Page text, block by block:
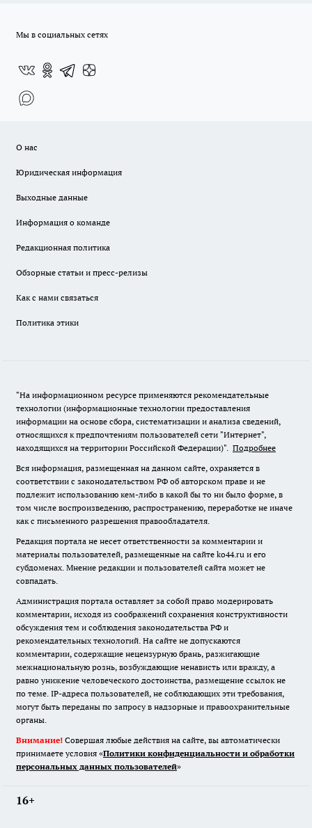
Мы в социальных сетях
О нас
Юридическая информация
Выходные данные
Информация о команде
Редакционная политика
Обзорные статьи и пресс-релизы
Как с нами связаться
Политика этики
"На информационном ресурсе применяются рекомендательные
технологии (информационные технологии предоставления
информации на основе сбора, систематизации и анализа сведений,
относящихся к предпочтениям пользователей сети "Интернет",
находящихся на территории Российской Федерации)". Подробнее
Вся информация, размещенная на данном сайте, охраняется в
соответствии с законодательством РФ об авторском праве и не
подлежит использованию кем-либо в какой бы то ни было форме, в
том числе воспроизведению, распространению, переработке не иначе
как с письменного разрешения правообладателя.
Редакция портала не несет ответственности за комментарии и
материалы пользователей, размещенные на сайте ko44.ru и его
субдоменах. Мнение редакции и пользователей сайта может не
совпадать.
Администрация портала оставляет за собой право модерировать
комментарии, исходя из соображений сохранения конструктивности
обсуждения тем и соблюдения законодательства РФ и
рекомендательных технологий. На сайте не допускаются
комментарии, содержащие нецензурную брань, разжигающие
межнациональную рознь, возбуждающие ненависть или вражду, а
равно унижение человеческого достоинства, размещение ссылок не
по теме. IP-адреса пользователей, не соблюдающих эти требования,
могут быть переданы по запросу в надзорные и правоохранительные
органы.
Внимание! Совершая любые действия на сайте, вы автоматически
принимаете условия «Политики конфиденциальности и обработки
персональных данных пользователей»
16+